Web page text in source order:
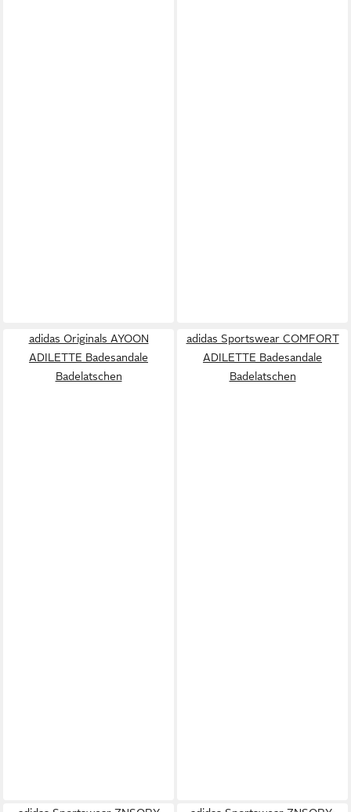
adidas Originals AYOON
ADILETTE Badesandale
Badelatschen
adidas Sportswear COMFORT
ADILETTE Badesandale
Badelatschen